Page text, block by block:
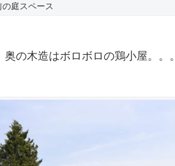
の庭スペース
の木造はボロボロの鶏小屋。。。